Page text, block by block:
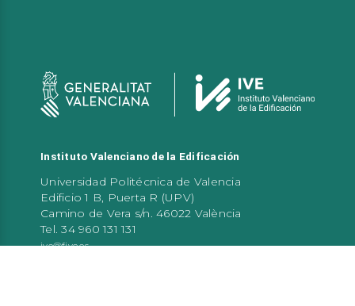
Instituto Valenciano de la Edificación
Universidad Politécnica de Valencia
Edificio 1 B, Puerta R (UPV)
Camino de Vera s/n. 46022 València
Tel. 34 960 131 131
ive@five.es